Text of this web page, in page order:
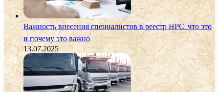
Важность внесения специалистов в реестр НРС: что это
и почему это важно
13.07.2025